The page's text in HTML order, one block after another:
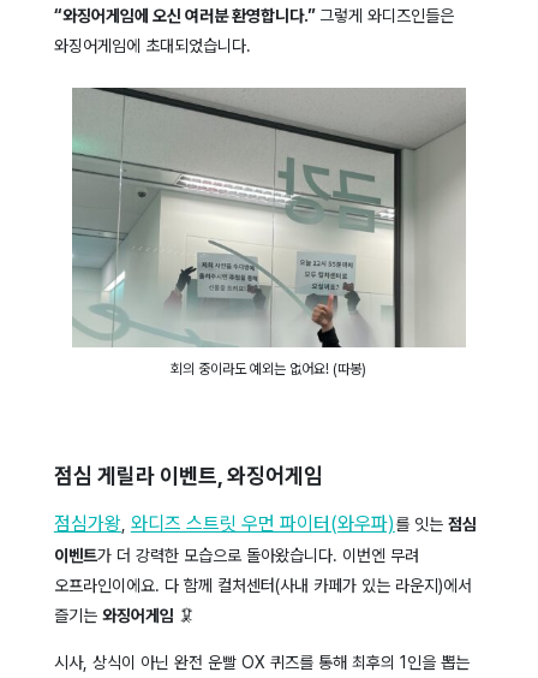
“와징어게임에 오신 여러분 환영합니다.” 그렇게 와디즈인들은
와징어게임에 초대되었습니다.
회의 중이라도 예외는 없어요! (따봉)
점심 게릴라 이벤트, 와징어게임
점심가왕, 와디즈 스트릿 우먼 파이터(와우파)를 잇는 점심
이벤트가 더 강력한 모습으로 돌아왔습니다. 이번엔 무려
오프라인이에요. 다 함께 컬처센터(사내 카페가 있는 라운지)에서
즐기는 와징어게임 🦑
시사, 상식이 아닌 완전 운빨 OX 퀴즈를 통해 최후의 1인을 뽑는